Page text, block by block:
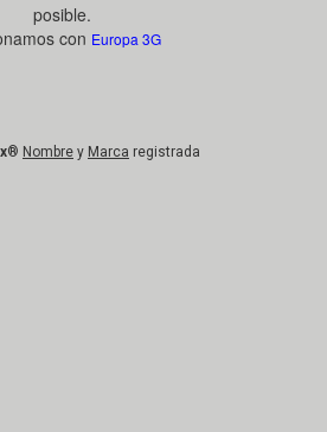
posible.
con Europa 3G
® Nombre y Marca registrada